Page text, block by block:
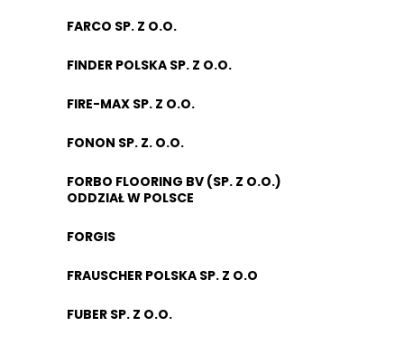
FARCO SP. Z O.O.
FINDER POLSKA SP. Z O.O.
FIRE-MAX SP. Z O.O.
FONON SP. Z. O.O.
FORBO FLOORING BV (SP. Z O.O.)
ODDZIAŁ W POLSCE
FORGIS
FRAUSCHER POLSKA SP. Z O.O
FUBER SP. Z O.O.